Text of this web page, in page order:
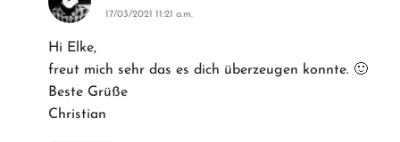
17/03/2021 11:21 a.m.
Hi Elke,
freut mich sehr das es dich überzeugen konnte. 🙂
Beste Grüße
Christian